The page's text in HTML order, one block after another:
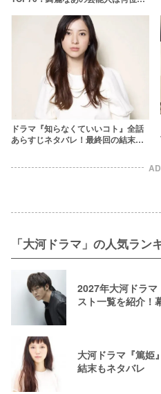
ドラマ『知らなくていいコト』全話
あらすじネタバレ！最終回の結末は
AD
「大河ドラマ」の人気ラン
2027年大河ドラマ
スト一覧を紹介！
大河ドラマ『篤姫
結末もネタバレ